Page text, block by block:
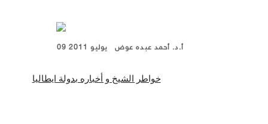
09 يوليو 2011 أ.د. أحمد عبده عوض
خواطر الشيخ و أخباره بدولة ايطاليا